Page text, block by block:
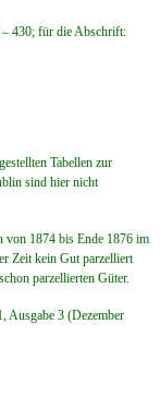
– 430; für die Abschrift:
Tabellen zur
sind hier nicht
von 1874 bis Ende 1876 im
Zeit kein Gut parzelliert
parzellierten Güter.
Ausgabe 3 (Dezember